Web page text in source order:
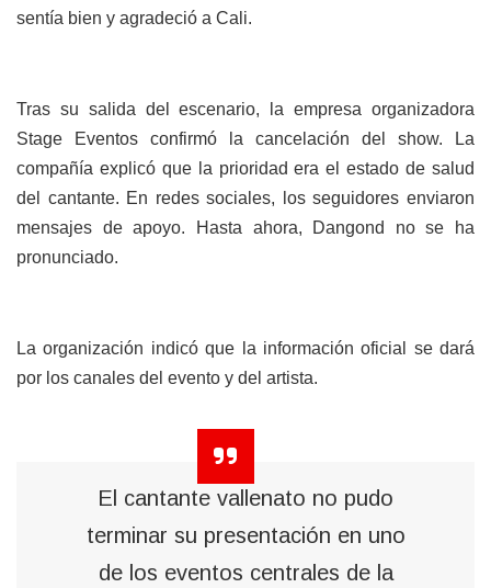
sentía bien y agradeció a Cali.
Tras su salida del escenario, la empresa organizadora
Stage Eventos confirmó la cancelación del show. La
compañía explicó que la prioridad era el estado de salud
del cantante. En redes sociales, los seguidores enviaron
mensajes de apoyo. Hasta ahora, Dangond no se ha
pronunciado.
La organización indicó que la información oficial se dará
por los canales del evento y del artista.
El cantante vallenato no pudo
terminar su presentación en uno
de los eventos centrales de la